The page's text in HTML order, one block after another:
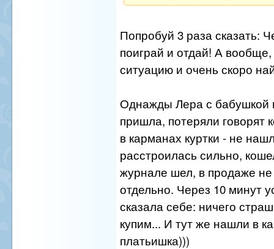
Попробуй 3 раза сказать:
поиграй и отдай! А вообще,
ситуацию и очень скоро
Однажды Лера с бабушкой
пришла, потеряли говорят
в карманах куртки - не
расстроилась сильно,
журнале шел, в продаже не
отдельно. Через 10 минут
сказала себе: ничего
купим... И тут же нашли в
платьишка)))